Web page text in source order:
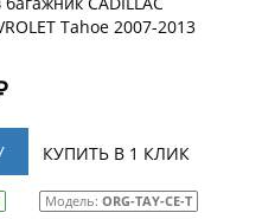
Tahoe 2007-2013
КУПИТЬ В 1 КЛИК
Модель:ORG-TAY-CE-T